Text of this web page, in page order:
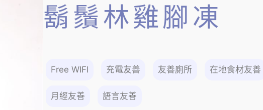
鬍鬚林雞腳凍
Free WIFI 充電友善 友善廁所 在地食材友善
月經友善 語言友善